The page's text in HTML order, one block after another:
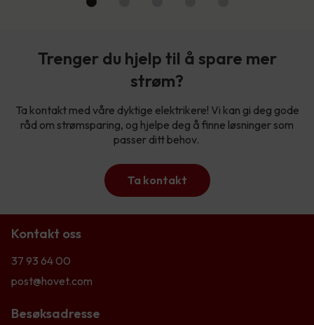
Trenger du hjelp til å spare mer
strøm?
Ta kontakt med våre dyktige elektrikere! Vi kan gi deg gode
råd om strømsparing, og hjelpe deg å finne løsninger som
passer ditt behov.
Ta kontakt
Kontakt oss
37 93 64 00
post@hovet.com
Besøksadresse